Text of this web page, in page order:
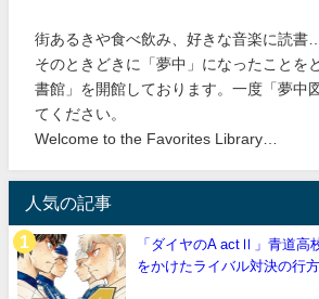
街あるきや食べ飲み、好きな音楽に読書…
そのときどきに「夢中」になったことを
書館」を開館しております。一度「夢中
てください。
Welcome to the Favorites Library…
人気の記事
「ダイヤのA actⅡ」青道高
をかけたライバル対決の行